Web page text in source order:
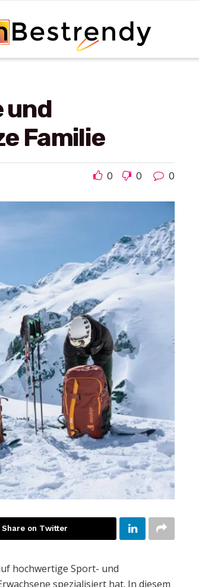
und
Familie
0 0 0
Share on Twitter
hochwertige Sport- und
spezialisiert hat. In diesem